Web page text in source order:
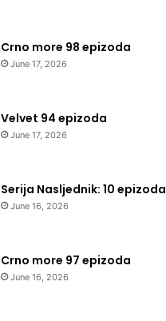
Crno more 98 epizoda
June 17, 2026
Velvet 94 epizoda
June 17, 2026
Serija Nasljednik: 10 epizoda
June 16, 2026
Crno more 97 epizoda
June 16, 2026